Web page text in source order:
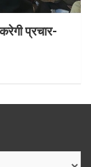
प्रचार-